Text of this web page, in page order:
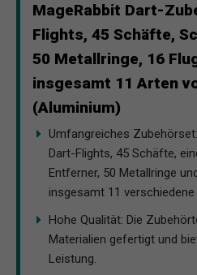
MageRabbit Dart-
Flights, 45 Schäfte,
50 Metallringe, 16
insgesamt 11 Arten
(Aluminium)
Umfangreiches
Dart-Flights, 45 Schäfte,
Entferner, 50 Metallringe
insgesamt 11
Hohe Qualität: Die
Materialien gefertigt und
Leistung.